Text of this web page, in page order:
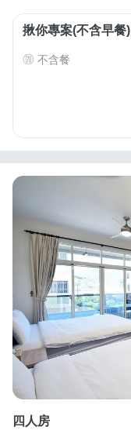
揪你專案(不含早餐)
不含餐
四人房